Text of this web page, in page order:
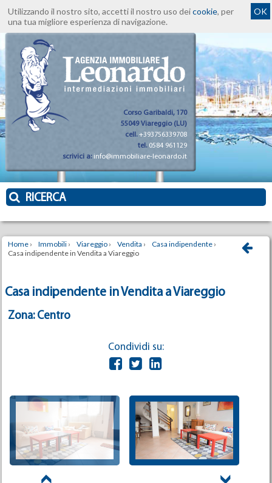
Utilizzando il nostro sito, accetti il nostro uso deicookie, per
una tua migliore esperienza di navigazione.
OK
Corso Garibaldi, 170
55049 Viareggio (LU)
cell.+393756339708
tel. 0584 961129
scrivici a: info@immobiliare-leonardo.it
RICERCA
Home › Immobili › Viareggio › Vendita › Casa indipendente ›
Casa indipendente in Vendita a Viareggio
Casa indipendente in Vendita a Viareggio
Zona: Centro
Condividi su: